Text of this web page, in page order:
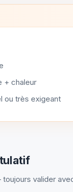
+ chaleur
ou très exigeant
valider